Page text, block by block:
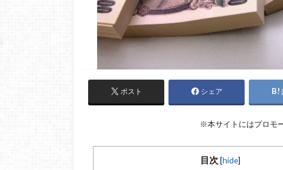
ポスト シェア
※本サイトにはプロモ
目次 [hide]